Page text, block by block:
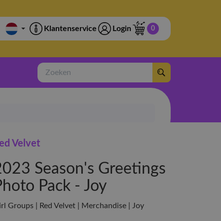
Klantenservice Login 0
Zoeken
Velvet
Season's Greetings
Pack - Joy
Groups | Red Velvet | Merchandise | Joy